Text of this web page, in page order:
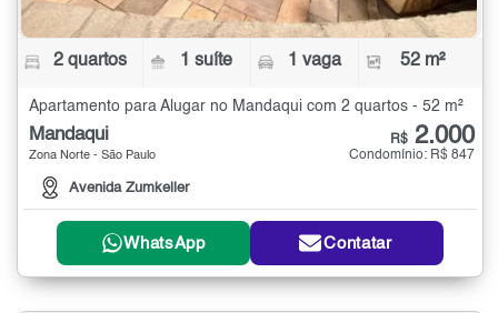
2 quartos 1 suíte 1 vaga 52 m²
Apartamento para Alugar no Mandaqui com 2 quartos - 52 m²
Mandaqui
Zona Norte - São Paulo
Avenida Zumkeller
R$ 2.000
Condomínio: R$ 847
WhatsApp Contatar